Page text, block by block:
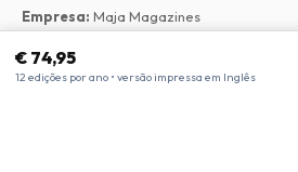
€ 74,95
12 edições por ano • versão impressa em Inglês
Empresa: Maja Magazines
Número de IVA
Câmara de Comércio:27300515